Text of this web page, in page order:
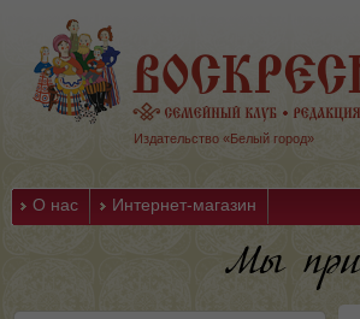
Издательство «Белый город»
О нас Интернет-магазин